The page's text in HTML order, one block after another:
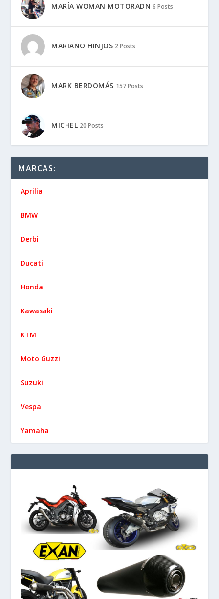
MARÍA WOMAN MOTORADN 6 Posts
MARIANO HINJOS 2 Posts
MARK BERDOMÁS 157 Posts
MICHEL 20 Posts
MARCAS:
Aprilia
BMW
Derbi
Ducati
Honda
Kawasaki
KTM
Moto Guzzi
Suzuki
Vespa
Yamaha